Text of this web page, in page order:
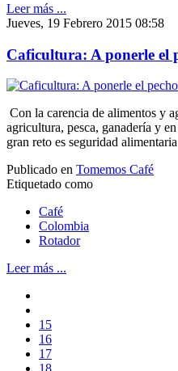
Leer más ...
Jueves, 19 Febrero 2015 08:58
Caficultura: A ponerle el
Con la carencia de alimentos y
agricultura, pesca, ganadería y
gran reto es seguridad alimentaria
Publicado en Tomemos Café
Etiquetado como
Café
Colombia
Rotador
Leer más ...
15
16
17